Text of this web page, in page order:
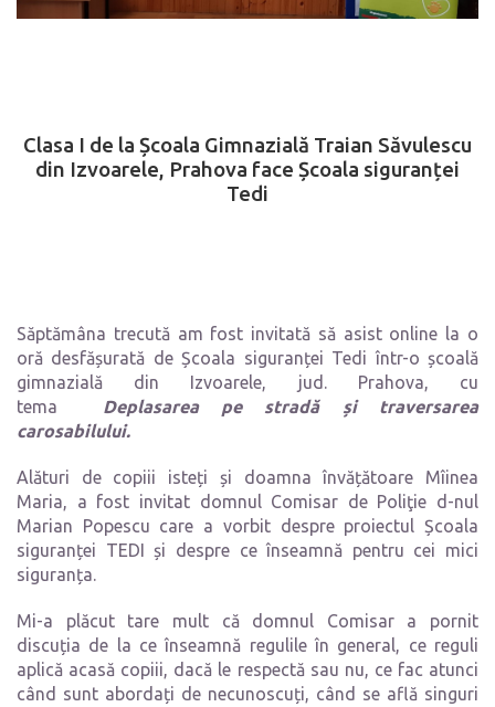
Clasa I de la Școala Gimnazială Traian Săvulescu
din Izvoarele, Prahova face Școala siguranței
Tedi
Săptămâna trecută am fost invitată să asist online la o
oră desfășurată de Școala siguranței Tedi într-o școală
gimnazială din Izvoarele, jud. Prahova, cu
tema Deplasarea pe stradă și traversarea
carosabilului.
Alături de copiii isteți și doamna învățătoare Mîinea
Maria, a fost invitat domnulComisar de Poliţie d-nul
Marian Popescu care a vorbit despre proiectul Școala
siguranței TEDI și despre ce înseamnă pentru cei mici
siguranța.
Mi-a plăcut tare mult că domnul Comisar a pornit
discuția de la ce înseamnă regulile în general, ce reguli
aplică acasă copiii, dacă le respectă sau nu, ce fac atunci
când sunt abordați de necunoscuți, când se află singuri